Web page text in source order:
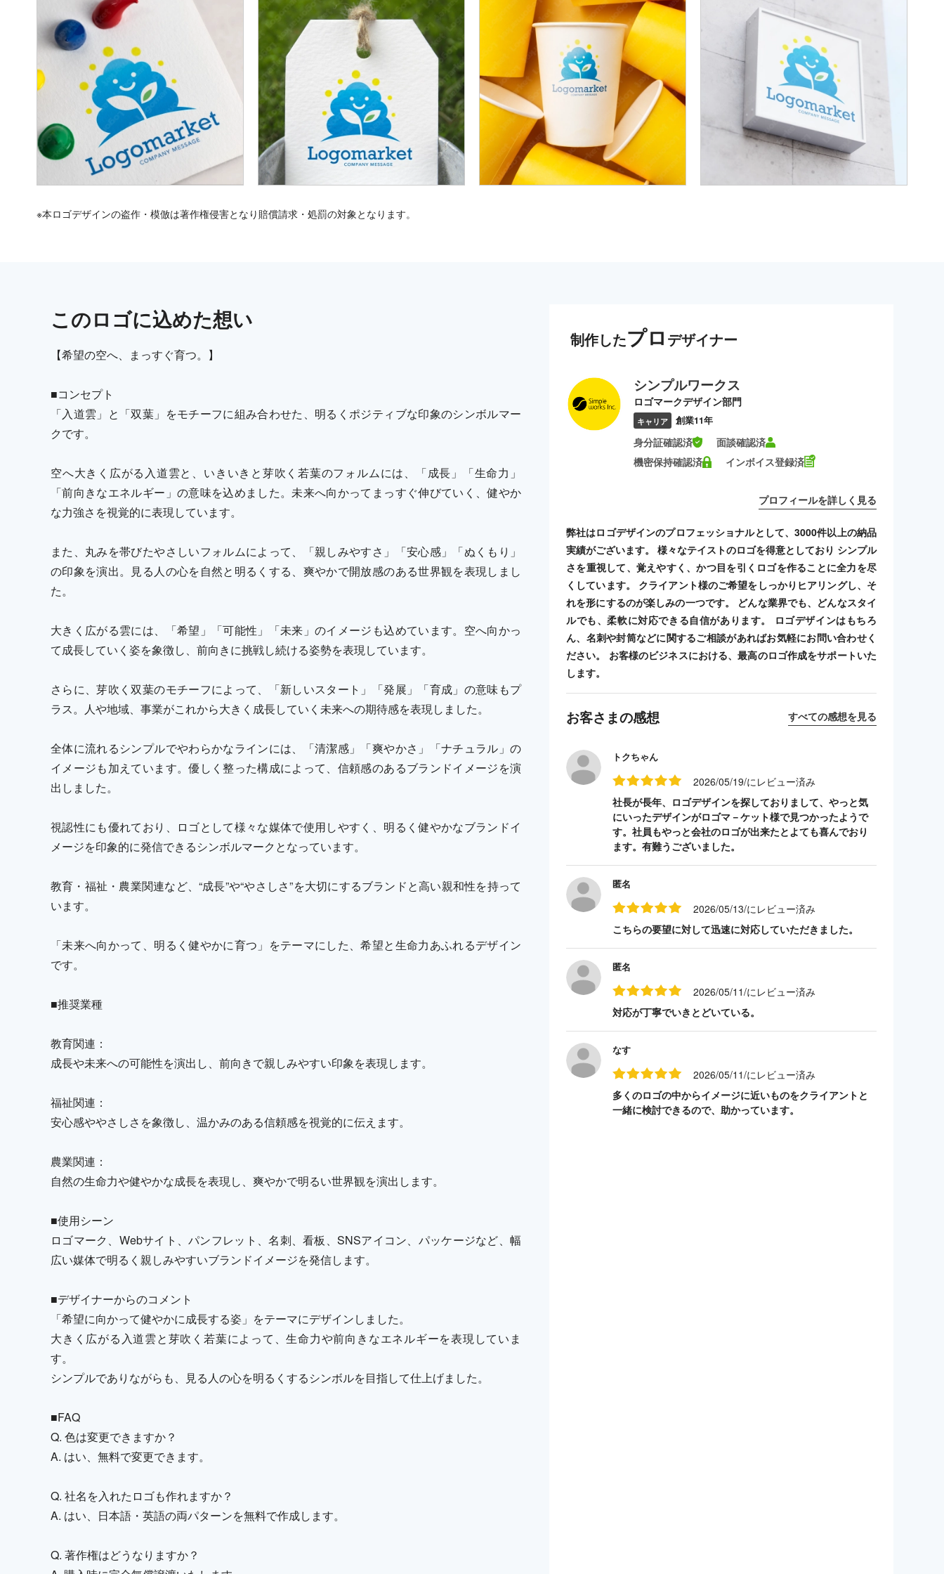
※本ロゴデザインの盗作・模倣は著作権侵害となり賠償請求・処罰の対象となります。
このロゴに込めた想い
【希望の空へ、まっすぐ育つ。】
■コンセプト
「入道雲」と「双葉」をモチーフに組み合わせた、明るくポジティブな印象のシンボルマー
クです。
空へ大きく広がる入道雲と、いきいきと芽吹く若葉のフォルムには、「成長」「生命力」
「前向きなエネルギー」の意味を込めました。未来へ向かってまっすぐ伸びていく、健やか
な力強さを視覚的に表現しています。
また、丸みを帯びたやさしいフォルムによって、「親しみやすさ」「安心感」「ぬくもり」
の印象を演出。見る人の心を自然と明るくする、爽やかで開放感のある世界観を表現しまし
た。
大きく広がる雲には、「希望」「可能性」「未来」のイメージも込めています。空へ向かっ
て成長していく姿を象徴し、前向きに挑戦し続ける姿勢を表現しています。
さらに、芽吹く双葉のモチーフによって、「新しいスタート」「発展」「育成」の意味もプ
ラス。人や地域、事業がこれから大きく成長していく未来への期待感を表現しました。
全体に流れるシンプルでやわらかなラインには、「清潔感」「爽やかさ」「ナチュラル」の
イメージも加えています。優しく整った構成によって、信頼感のあるブランドイメージを演
出しました。
視認性にも優れており、ロゴとして様々な媒体で使用しやすく、明るく健やかなブランドイ
メージを印象的に発信できるシンボルマークとなっています。
教育・福祉・農業関連など、“成長”や“やさしさ”を大切にするブランドと高い親和性を持って
います。
「未来へ向かって、明るく健やかに育つ」をテーマにした、希望と生命力あふれるデザイン
です。
■推奨業種
教育関連：
成長や未来への可能性を演出し、前向きで親しみやすい印象を表現します。
福祉関連：
安心感ややさしさを象徴し、温かみのある信頼感を視覚的に伝えます。
農業関連：
自然の生命力や健やかな成長を表現し、爽やかで明るい世界観を演出します。
■使用シーン
ロゴマーク、Webサイト、パンフレット、名刺、看板、SNSアイコン、パッケージなど、幅
広い媒体で明るく親しみやすいブランドイメージを発信します。
■デザイナーからのコメント
「希望に向かって健やかに成長する姿」をテーマにデザインしました。
大きく広がる入道雲と芽吹く若葉によって、生命力や前向きなエネルギーを表現していま
す。
シンプルでありながらも、見る人の心を明るくするシンボルを目指して仕上げました。
■FAQ
Q. 色は変更できますか？
A. はい、無料で変更できます。
Q. 社名を入れたロゴも作れますか？
A. はい、日本語・英語の両パターンを無料で作成します。
Q. 著作権はどうなりますか？
制作したプロ デザイナー
シンプルワークス
ロゴマークデザイン部門
キャリア 創業11年
身分証確認済
面談確認済
機密保持確認済
インボイス登録済
プロフィールを詳しく見る
弊社はロゴデザインのプロフェッショナルとして、3000件以上の納品
実績がございます。 様々なテイストのロゴを得意としており シンプル
さを重視して、覚えやすく、かつ目を引くロゴを作ることに全力を尽
くしています。 クライアント様のご希望をしっかりヒアリングし、そ
れを形にするのが楽しみの一つです。 どんな業界でも、どんなスタイ
ルでも、柔軟に対応できる自信があります。 ロゴデザインはもちろ
ん、名刺や封筒などに関するご相談があればお気軽にお問い合わせく
ださい。 お客様のビジネスにおける、最高のロゴ作成をサポートいた
します。
お客さまの感想 すべての感想を見る
トクちゃん
2026/05/19/にレビュー済み
社長が長年、ロゴデザインを探しておりまして、やっと気
にいったデザインがロゴマ－ケット様で見つかったようで
す。社員もやっと会社のロゴが出来たとよても喜んでおり
ます。有難うございました。
匿名
2026/05/13/にレビュー済み
こちらの要望に対して迅速に対応していただきました。
匿名
2026/05/11/にレビュー済み
対応が丁寧でいきとどいている。
なす
2026/05/11/にレビュー済み
多くのロゴの中からイメージに近いものをクライアントと
一緒に検討できるので、助かっています。